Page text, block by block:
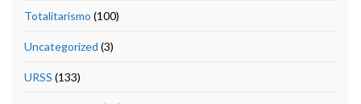
Totalitarismo (100)
Uncategorized (3)
URSS (133)